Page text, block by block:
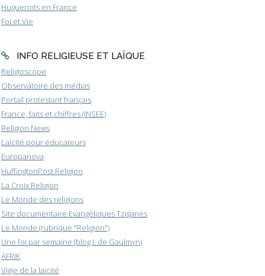
Huguenots en France
Foi et Vie
INFO RELIGIEUSE ET LAÏQUE
Religioscope
Observatoire des médias
Portail protestant français
France, faits et chiffres (INSEE)
Religion News
Laïcité pour éducateurs
Europanova
HuffingtonPost Religion
La Croix Religion
Le Monde des religions
Site documentaire Evangéliques Tziganes
Le Monde (rubrique "Religion")
Une foi par semaine (blog I. de Gaulmyn)
AFRIK
Vigie de la laïcité